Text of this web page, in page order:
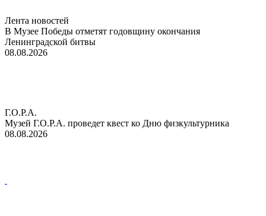
Лента новостей
В Музее Победы отметят годовщину окончания
Ленинградской битвы
08.08.2026
Г.О.Р.А.
Музей Г.О.Р.А. проведет квест ко Дню физкультурника
08.08.2026